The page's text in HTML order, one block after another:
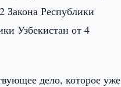
Закона Республики
Узбекистан от 4
дело, которое уже